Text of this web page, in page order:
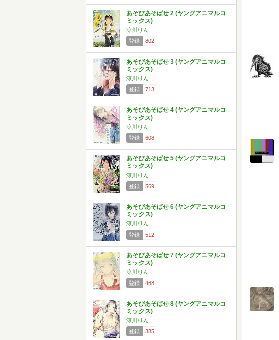
あそびあそばせ 2 (ヤングアニマルコ
ミックス)
涼川りん
登録
802
あそびあそばせ 3 (ヤングアニマルコ
ミックス)
涼川りん
登録
713
あそびあそばせ 4 (ヤングアニマルコ
ミックス)
涼川りん
登録
608
あそびあそばせ 5 (ヤングアニマルコ
ミックス)
涼川りん
登録
569
あそびあそばせ 6 (ヤングアニマルコ
ミックス)
涼川りん
登録
512
あそびあそばせ 7 (ヤングアニマルコ
ミックス)
涼川りん
登録
468
あそびあそばせ 8 (ヤングアニマルコ
ミックス)
涼川りん
登録
385